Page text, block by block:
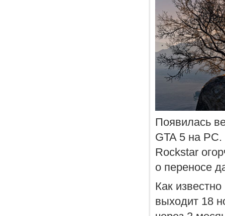
Появилась
GTA 5 на
Rockstar
о переносе
Как
выходит 18